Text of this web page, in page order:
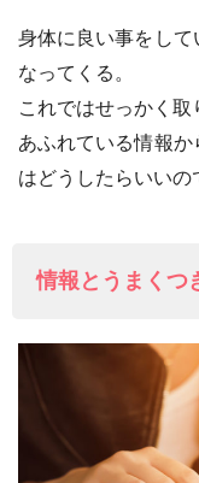
身体に良い事をして
なってくる。
これではせっかく取
あふれている情報
はどうしたらいいの
情報とうまくつ